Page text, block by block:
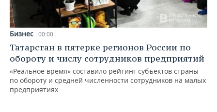
Бизнес 00:00
Татарстан в пятерке регионов России по
обороту и числу сотрудников предприятий
«Реальное время» составило рейтинг субъектов страны
по обороту и средней численности сотрудников на малых
предприятиях